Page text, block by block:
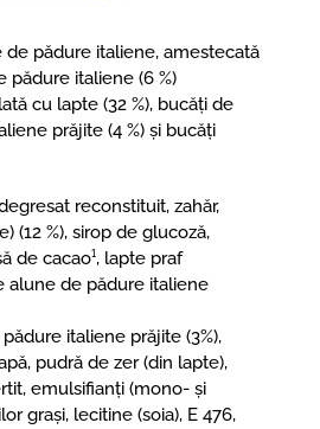
de pădure italiene, amestecată
pădure italiene (6 %)
cu lapte (32 %), bucăți de
prăjite (4 %) și bucăți
reconstituit, zahăr,
(12 %), sirop de glucoză,
de cacao¹, lapte praf
alune de pădure italiene
italiene prăjite (3%),
pudră de zer (din lapte),
emulsifianți (mono- și
grași, lecitine (soia), E 476,